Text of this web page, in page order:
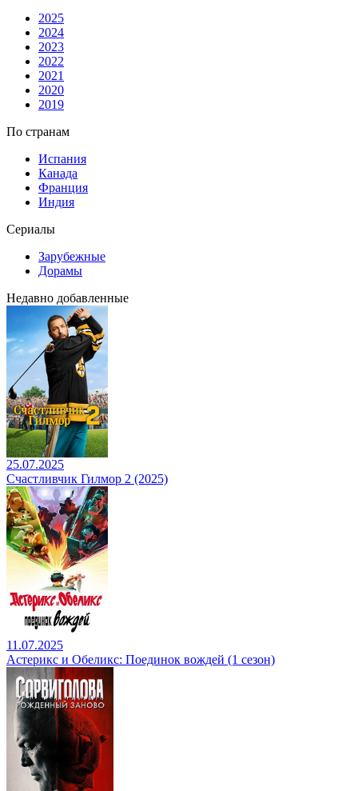
2025
2024
2023
2022
2021
2020
2019
По странам
Испания
Канада
Франция
Индия
Сериалы
Зарубежные
Дорамы
Недавно добавленные
25.07.2025
Счастливчик Гилмор 2 (2025)
11.07.2025
Астерикс и Обеликс: Поединок вождей (1 сезон)